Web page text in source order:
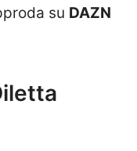
su DAZN